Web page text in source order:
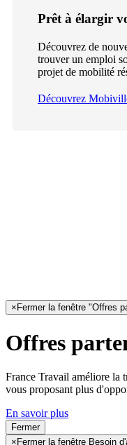
Prêt à élargir
Découvrez de
trouver un emploi
projet de mobilité
Découvrez
× Fermer la fenêtre "Offres
Offres
France Travail améliore la
vous proposant plus
En savoir plus
Fermer
× Fermer la fenêtre Besoin